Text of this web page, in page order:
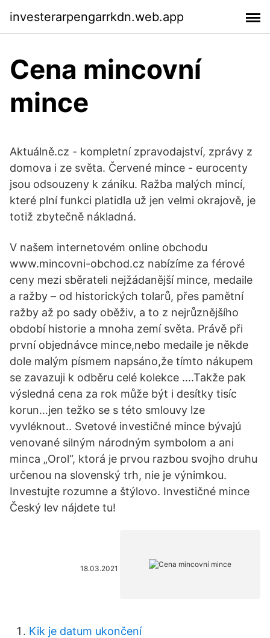
investerarpengarrkdn.web.app
Cena mincovní
mince
Aktuálně.cz - kompletní zpravodajství, zprávy z
domova i ze světa. Červené mince - eurocenty
jsou odsouzeny k zániku. Ražba malých mincí,
které plní funkci platidla už jen velmi okrajově, je
totiž zbytečně nákladná.
V našem internetovém online obchodu
www.mincovni-obchod.cz nabízíme za férové
ceny mezi sběrateli nejžádanější mince, medaile
a ražby – od historických tolarů, přes pamětní
ražby až po sady oběživ, a to z nejrůznějšího
období historie a mnoha zemí světa. Právě při
první objednávce mince,nebo medaile je někde
dole malým písmem napsáno,že tímto nákupem
se zavazuji k odběru celé kolekce ….Takže pak
výsledná cena za rok může být i desítky tisíc
korun…jen težko se s této smlouvy lze
vyvléknout.. Svetové investičné mince bývajú
venované silným národným symbolom a ani
minca „Orol“, ktorá je prvou razbou svojho druhu
určenou na slovenský trh, nie je výnimkou.
Investujte rozumne a štýlovo. Investičné mince
Český lev nájdete tu!
18.03.2021
Kik je datum ukončení